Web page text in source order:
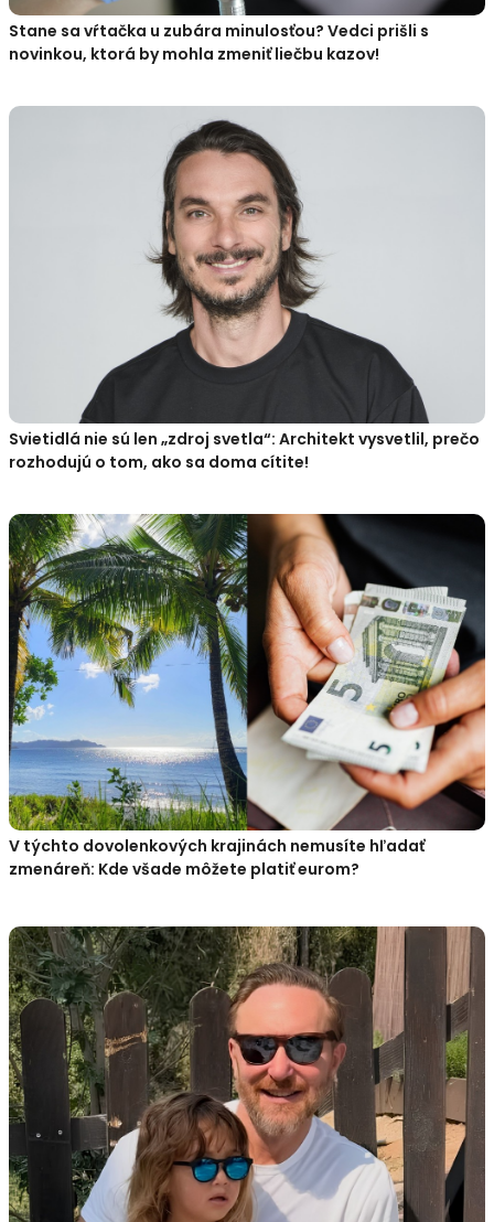
Stane sa vŕtačka u zubára minulosťou? Vedci prišli s
novinkou, ktorá by mohla zmeniť liečbu kazov!
Svietidlá nie sú len „zdroj svetla“: Architekt vysvetlil, prečo
rozhodujú o tom, ako sa doma cítite!
V týchto dovolenkových krajinách nemusíte hľadať
zmenáreň: Kde všade môžete platiť eurom?